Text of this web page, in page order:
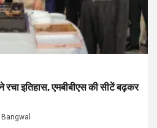
इतिहास, एमबीबीएस की सीटें बढ़कर